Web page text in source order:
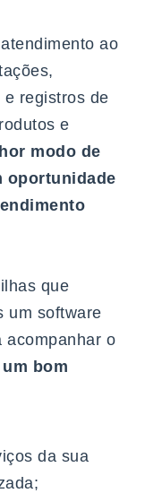
ao
registros de
e
modo de
oportunidade
que
um software
acompanhar o
bom
da sua